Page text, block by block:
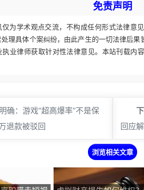
免责声明
仅为学术观点交流，不构成任何形式法律意
理具体个案纠纷，由此产生的一切法律后
业律师获取针对性法律意见。本站刊载内
确：游戏“超高爆率”不是保
退款被驳回
回应
浏览相关文章